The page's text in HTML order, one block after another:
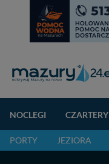
NOCLEGI CZARTERY
PORTY JEZIORA